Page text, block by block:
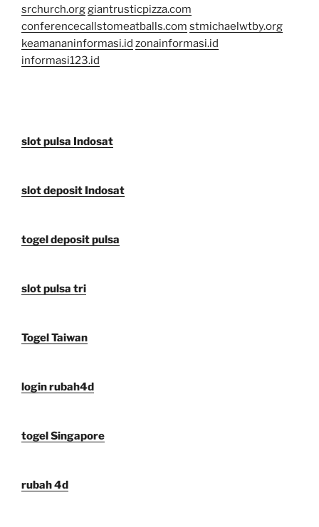
srchurch.orggiantrusticpizza.com
conferencecallstomeatballs.com stmichaelwtby.org
keamananinformasi.id zonainformasi.id
informasi123.id
slot pulsa Indosat
slot deposit Indosat
togel deposit pulsa
slot pulsa tri
Togel Taiwan
login rubah4d
togel Singapore
rubah 4d